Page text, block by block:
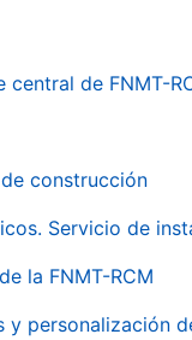
de FNMT-
construcción
Servicio de
la FNMT-RCM
personalización